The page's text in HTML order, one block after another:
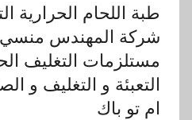
طبة اللحام الحرارية
شركة المهندس منسي
مستلزمات التغليف
التعبئة و التغليف و
ام تو باك